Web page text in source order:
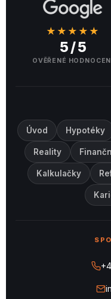
★★★★★
5 / 5
OVĚŘENÉ HODNOCENÍ
Úvod Hypotéky
Reality
Kalkulačky